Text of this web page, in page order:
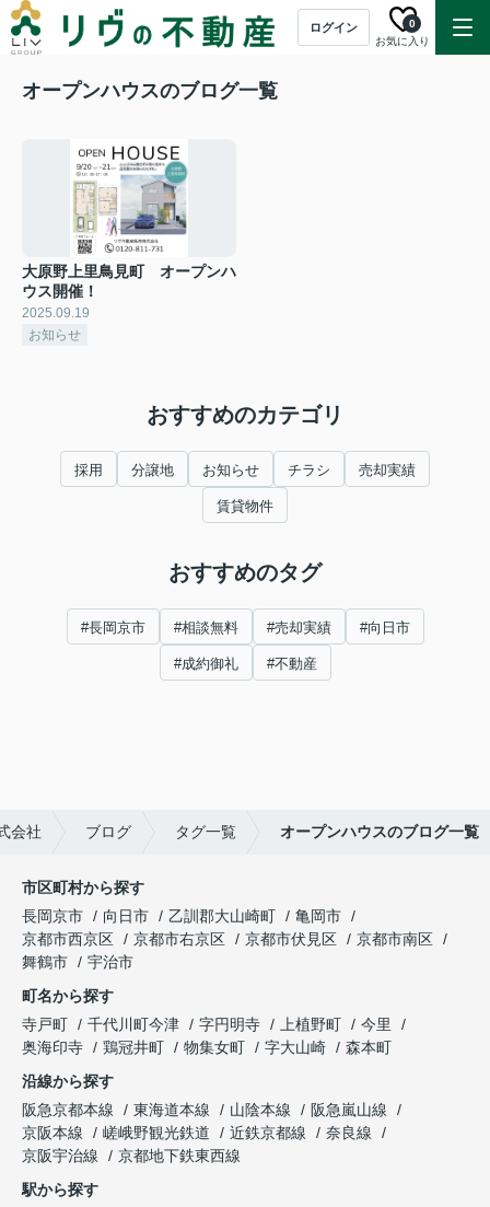
ログイン
お気に入り
0
オープンハウスのブログ一覧
大原野上里鳥見町 オープンハ
ウス開催！
2025.09.19
お知らせ
おすすめのカテゴリ
採用 分譲地 お知らせ チラシ 売却実績
賃貸物件
おすすめのタグ
#長岡京市 #相談無料 #売却実績 #向日市
#成約御礼 #不動産
会社 ブログ タグ一覧 オープンハウスのブログ一覧
市区町村から探す
長岡京市
向日市 乙訓郡大山崎町
亀岡市
京都市西京区
京都市右京区 京都市伏見区
京都市南区
舞鶴市
宇治市
町名から探す
寺戸町
千代川町今津 字円明寺 上植野町
今里
奥海印寺
鶏冠井町 物集女町 字大山崎
森本町
沿線から探す
阪急京都本線
東海道本線 山陰本線
阪急嵐山線
京阪本線
嵯峨野観光鉄道 近鉄京都線
奈良線
京阪宇治線
京都地下鉄東西線
駅から探す